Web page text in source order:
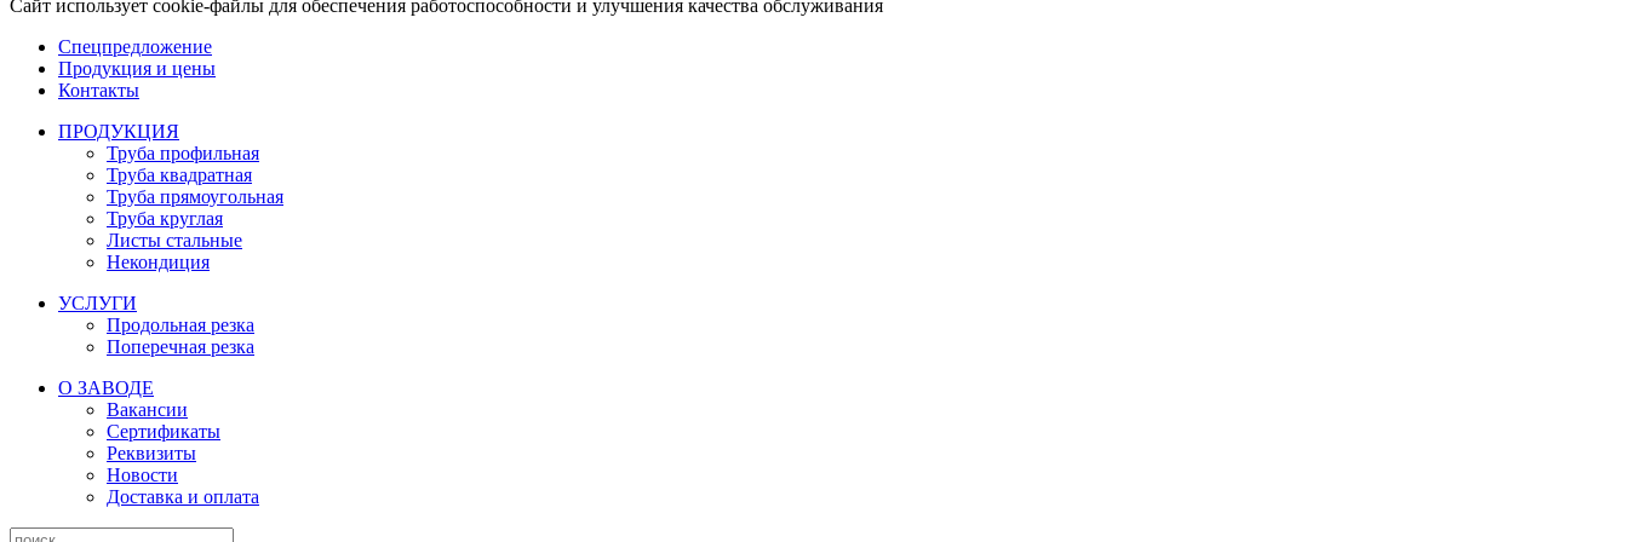
Сайт использует cookie-файлы для обеспечения работоспособности и улучшения качества обслуживания
Спецпредложение
Продукция и цены
Контакты
ПРОДУКЦИЯ
Труба профильная
Труба квадратная
Труба прямоугольная
Труба круглая
Листы стальные
Некондиция
УСЛУГИ
Продольная резка
Поперечная резка
О ЗАВОДЕ
Вакансии
Сертификаты
Реквизиты
Новости
Доставка и оплата